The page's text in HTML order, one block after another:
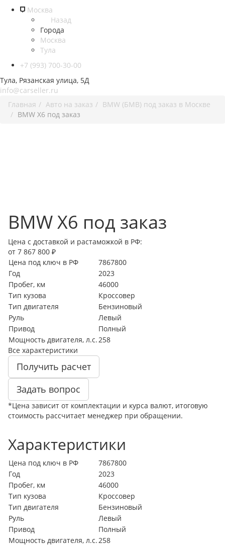
Москва
Назад
Города
Москва
Тула
+7 (993) 700-30-00
Тула, Рязанская улица, 5Д
info@carseller.ru
Главная
Авто на заказ
BMW (БМВ) под заказ в Москве
BMW X6 под заказ
BMW X6 под заказ
Цена с доставкой и растаможкой в РФ:
от 7 867 800 ₽
Цена под ключ в РФ
7867800
Год
2023
Пробег, км
46000
Тип кузова
Кроссовер
Тип двигателя
Бензиновый
Руль
Левый
Привод
Полный
Мощность двигателя, л.с.258
Все характеристики
Получить расчет
Задать вопрос
*Цена зависит от комплектации и курса валют, итоговую
стоимость рассчитает менеджер при обращении.
Характеристики
Цена под ключ в РФ
7867800
Год
2023
Пробег, км
46000
Тип кузова
Кроссовер
Тип двигателя
Бензиновый
Руль
Левый
Привод
Полный
Мощность двигателя, л.с.258